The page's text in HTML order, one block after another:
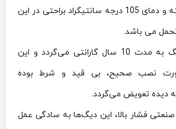
را براحتی داشته و دمای 105 درجه سانتیگراد براحتی در این
می باشد.
کارکرد این دیگ به مدت 10 سال گارانتی می‌گردد و این
نصب صحیح، بی قید و شرط بوده
دیده تعویض می‌گردد.
فشار بالا، این دیگ‌ها به سادگی عمل